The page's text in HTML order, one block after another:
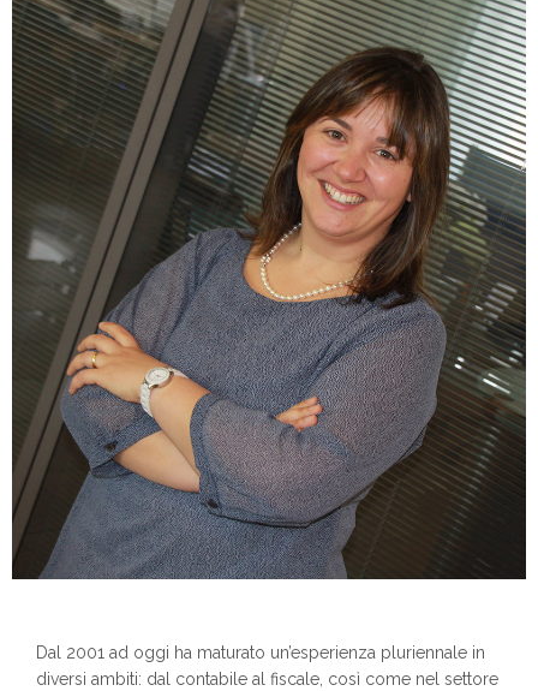
Dal 2001 ad oggi ha maturato un’esperienza pluriennale in
diversi ambiti: dal contabile al fiscale, così come nel settore